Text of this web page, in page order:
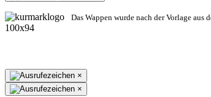
Das Wappen wurde nach der Vorlage
×
×